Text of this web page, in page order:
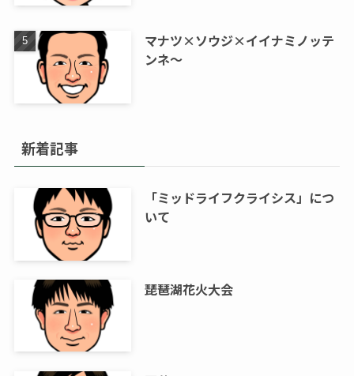
マナツ×ソウジ×イイナミノッテ
ンネ～
新着記事
「ミッドライフクライシス」につ
いて
琵琶湖花火大会